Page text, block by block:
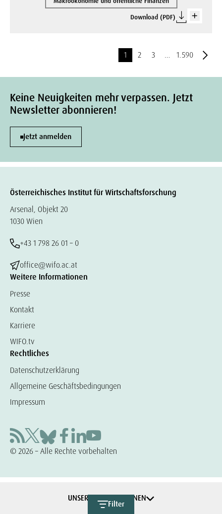
Filter
Download (PDF)
1 2 3 … 1.590
Keine Neuigkeiten mehr verpassen. Jetzt
Newsletter abonnieren!
Jetzt anmelden
Österreichisches Institut für Wirtschaftsforschung
Arsenal, Objekt 20
1030 Wien
+43 1 798 26 01 – 0
office@wifo.ac.at
Weitere Informationen
Presse
Kontakt
Karriere
WIFO.tv
Rechtliches
Datenschutzerklärung
Allgemeine Geschäftsbedingungen
Impressum
© 2026 – Alle Rechte vorbehalten
UNSERE KOOPERATIONEN